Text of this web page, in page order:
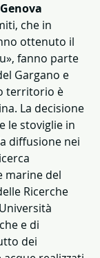
che in
ottenuto il
fanno parte
Gargano e
territorio è
La decisione
le stoviglie in
diffusione nei
marine del
Ricerche
e di
dei